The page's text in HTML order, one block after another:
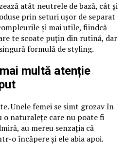
atât neutrele de bază, cât și
prin seturi ușor de separat
și mai utile, fiindcă
te scoate puțin din rutină, dar
formulă de styling.
multă atenție
Unele femei se simt grozav în
naturalețe care nu poate fi
au mereu senzația că
o încăpere și ele abia apoi.